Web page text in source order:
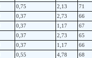
0,75 2,13
71
0,37 2,73
66
0,37 1,17
67
0,37 2,73
65
0,37 1,17
66
0,55 4,78
68